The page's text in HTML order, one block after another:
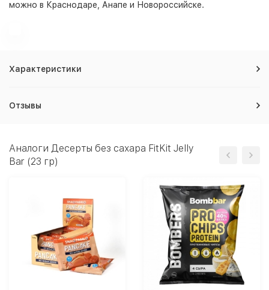
можно в Краснодаре, Анапе и Новороссийске.
Характеристики
Отзывы
Аналоги Десерты без сахара FitKit Jelly
Bar (23 гр)